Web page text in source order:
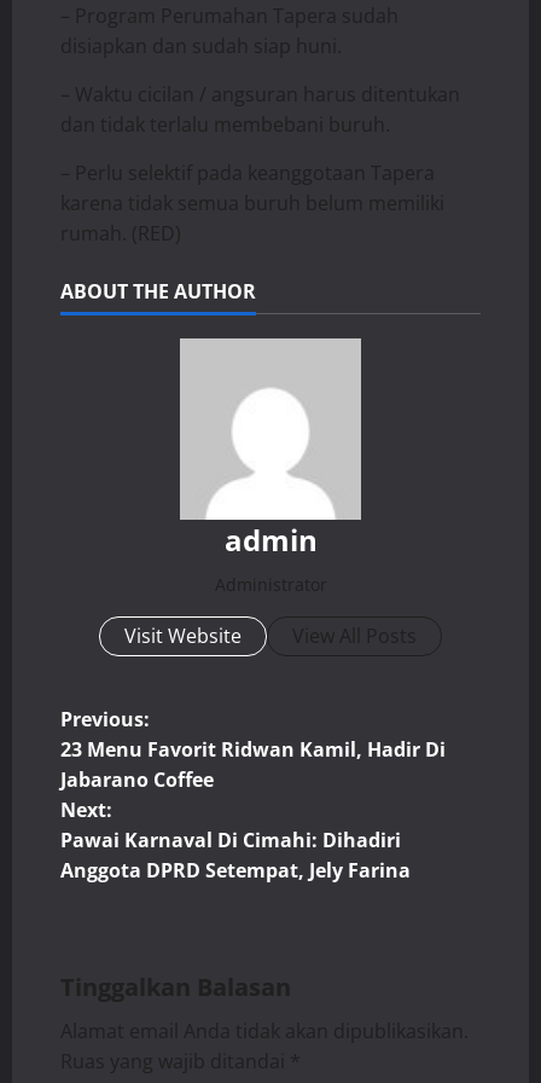
– Program Perumahan Tapera sudah
disiapkan dan sudah siap huni.
– Waktu cicilan / angsuran harus ditentukan
dan tidak terlalu membebani buruh.
– Perlu selektif pada keanggotaan Tapera
karena tidak semua buruh belum memiliki
rumah. (RED)
ABOUT THE AUTHOR
admin
Administrator
Visit Website View All Posts
P
o
s
t
a
v
Previous:
23 Menu Favorit Ridwan Kamil, Hadir Di
Jabarano Coffee
Next:
Pawai Karnaval Di Cimahi: Dihadiri
Anggota DPRD Setempat, Jely Farina
Tinggalkan Balasan
Alamat email Anda tidak akan dipublikasikan.
Ruas yang wajib ditandai
*